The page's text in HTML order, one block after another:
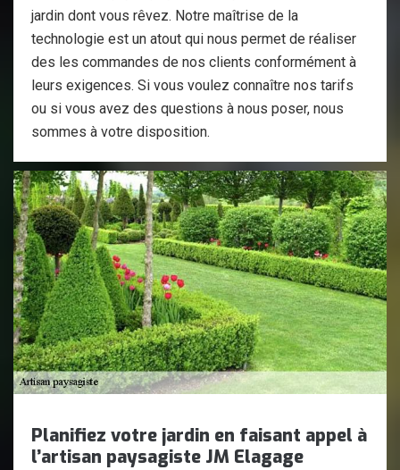
jardin dont vous rêvez. Notre maîtrise de la
technologie est un atout qui nous permet de réaliser
des les commandes de nos clients conformément à
leurs exigences. Si vous voulez connaître nos tarifs
ou si vous avez des questions à nous poser, nous
sommes à votre disposition.
Planifiez votre jardin en faisant appel à
l’artisan paysagiste JM Elagage